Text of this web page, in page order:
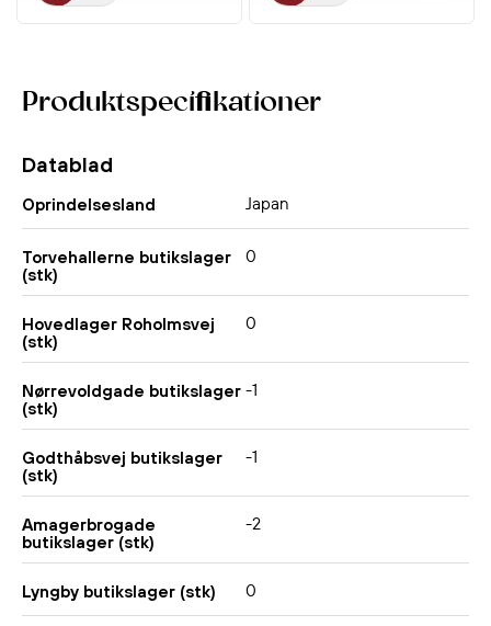
Produktspecifikationer
Datablad
Oprindelsesland Japan
Torvehallerne butikslager
(stk)
0
Hovedlager Roholmsvej
(stk)
0
Nørrevoldgade butikslager
(stk)
-1
Godthåbsvej butikslager
(stk)
-1
Amagerbrogade
butikslager (stk)
-2
Lyngby butikslager (stk) 0